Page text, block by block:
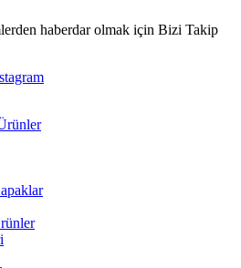
haberdar olmak için Bizi Takip